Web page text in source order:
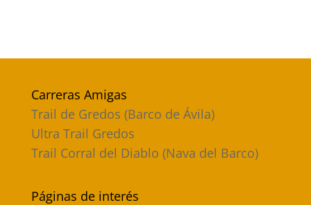
Carreras Amigas
Trail de Gredos (Barco de Ávila)
Ultra Trail Gredos
Trail Corral del Diablo (Nava del Barco)
Páginas de interés